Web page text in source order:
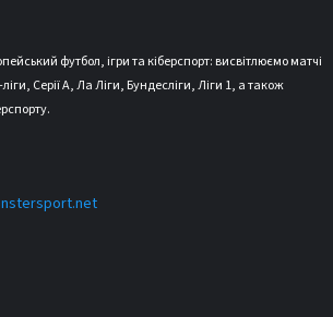
футбол, ігри та кіберспорт: висвітлюємо матчі
Серії А, Ла Ліги, Бундесліги, Ліги 1, а також